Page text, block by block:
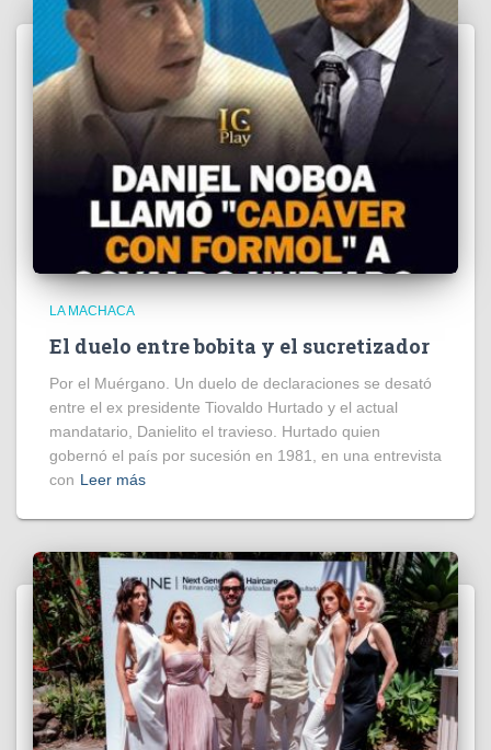
LA MACHACA
El duelo entre bobita y el sucretizador
Por el Muérgano. Un duelo de declaraciones se desató
entre el ex presidente Tiovaldo Hurtado y el actual
mandatario, Danielito el travieso. Hurtado quien
gobernó el país por sucesión en 1981, en una entrevista
con Leer más